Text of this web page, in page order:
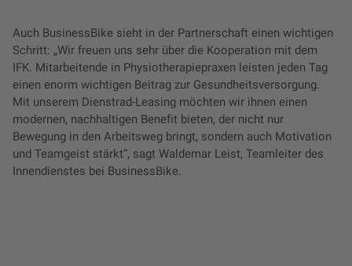
Auch BusinessBike sieht in der Partnerschaft einen wichtigen
Schritt: „Wir freuen uns sehr über die Kooperation mit dem
IFK. Mitarbeitende in Physiotherapiepraxen leisten jeden Tag
einen enorm wichtigen Beitrag zur Gesundheitsversorgung.
Mit unserem Dienstrad-Leasing möchten wir ihnen einen
modernen, nachhaltigen Benefit bieten, der nicht nur
Bewegung in den Arbeitsweg bringt, sondern auch Motivation
und Teamgeist stärkt“, sagt Waldemar Leist, Teamleiter des
Innendienstes bei BusinessBike.